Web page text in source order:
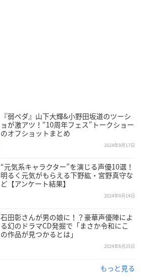
『弱ペダ』山下大輝&小野田坂道のツーシ
ョが激アツ！“10周年フェス”トークショー
のオフショットまとめ
2024年9月17日
“元気系キャラクター”を演じる声優10選！
明るく元気がもらえる下野紘・宮野真守な
ど【アンケート結果】
2024年9月14日
石田彰さんが男の娘に！？豪華声優陣によ
る幻のドラマCD発掘で「まさか令和にこ
の作品が見つかるとは」
2024年6月25日
もっと見る